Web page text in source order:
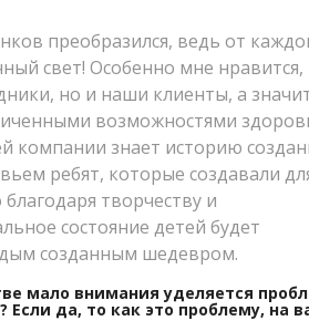
преобразился, ведь от
свет! Особенно мне нравится,
но и наши клиенты, а
возможностями
компании знает историю
ребят, которые создавали
творчеству и
состояние детей будет
созданным шедевром.
мало внимания уделяется
да, то как это проблему, на